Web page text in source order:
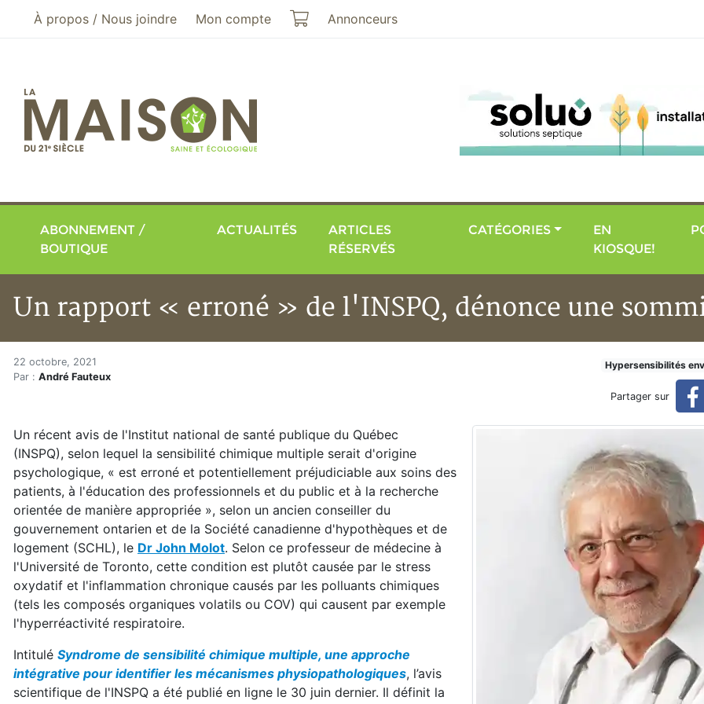
Aller au menu principal
Aller au contenu principal
À propos / Nous joindre Mon compte Mon panier
Annonceurs
ABONNEMENT /
BOUTIQUE
ACTUALITÉS
ARTICLES
RÉSERVÉS
CATÉGORIES
EN
KIOSQUE!
Un rapport « erroné » de l'INSPQ, dénonce une
Accueil
Articles
Un rapport « erroné » de l'INSPQ, dénonce une
22 octobre, 2021
Par : André Fauteux
Hypersensibilités
Partager sur
Un récent avis de l'Institut national de santé publique du Québec
(INSPQ), selon lequel la sensibilité chimique multiple serait d'origine
psychologique, « est erroné et potentiellement préjudiciable aux soins des
patients, à l'éducation des professionnels et du public et à la recherche
orientée de manière appropriée », selon un ancien conseiller du
gouvernement ontarien et de la Société canadienne d'hypothèques et de
logement (SCHL), le Dr John Molot. Selon ce professeur de médecine à
l'Université de Toronto, cette condition est plutôt causée par le stress
oxydatif et l'inflammation chronique causés par les polluants chimiques
(tels les composés organiques volatils ou COV) qui causent par exemple
l'hyperréactivité respiratoire.
Intitulé Syndrome de sensibilité chimique multiple, une approche
intégrative pour identifier les mécanismes physiopathologiques, l’avis
scientifique de l'INSPQ a été publié en ligne le 30 juin dernier. Il définit la